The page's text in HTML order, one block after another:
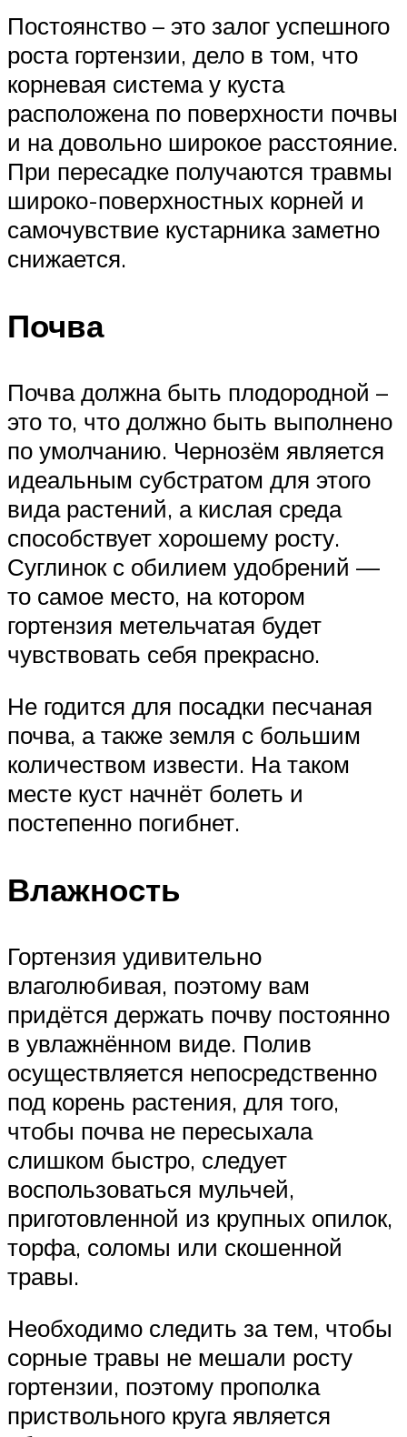
Постоянство – это залог успешного
роста гортензии, дело в том, что
корневая система у куста
расположена по поверхности почвы
и на довольно широкое расстояние.
При пересадке получаются травмы
широко-поверхностных корней и
самочувствие кустарника заметно
снижается.
Почва
Почва должна быть плодородной –
это то, что должно быть выполнено
по умолчанию. Чернозём является
идеальным субстратом для этого
вида растений, а кислая среда
способствует хорошему росту.
Суглинок с обилием удобрений —
то самое место, на котором
гортензия метельчатая будет
чувствовать себя прекрасно.
Не годится для посадки песчаная
почва, а также земля с большим
количеством извести. На таком
месте куст начнёт болеть и
постепенно погибнет.
Влажность
Гортензия удивительно
влаголюбивая, поэтому вам
придётся держать почву постоянно
в увлажнённом виде. Полив
осуществляется непосредственно
под корень растения, для того,
чтобы почва не пересыхала
слишком быстро, следует
воспользоваться мульчей,
приготовленной из крупных опилок,
торфа, соломы или скошенной
травы.
Необходимо следить за тем, чтобы
сорные травы не мешали росту
гортензии, поэтому прополка
приствольного круга является